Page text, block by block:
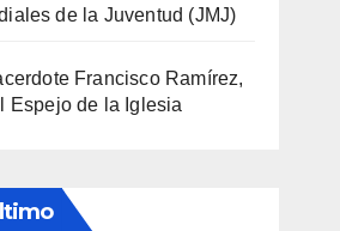
de la Juventud (JMJ)
Francisco Ramírez,
Espejo de la Iglesia